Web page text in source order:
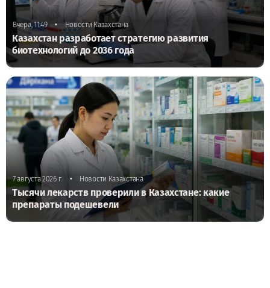
Вчера, 11:49 • Новости Казахстана
Казахстан разработает стратегию развития
биотехнологий до 2036 года
7 августа 2026 г. • Новости Казахстана
Тысячи лекарств проверили в Казахстане: какие
препараты подешевели